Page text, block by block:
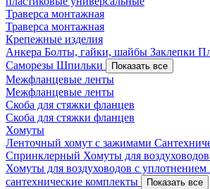
Траверса монтажная
Траверса монтажная
Крепежные изделия
Анкера Болты, гайки, шайбы Заклепки
Саморезы Шпильки Показать все
Межфланцевые ленты
Межфланцевые ленты
Скоба для стяжки фланцев
Скоба для стяжки фланцев
Хомуты
Ленточный хомут с зажимами
Спринклерный Хомуты для
Хомуты для воздуховодов с уплотнением
сантехнические комплекты
Показать все